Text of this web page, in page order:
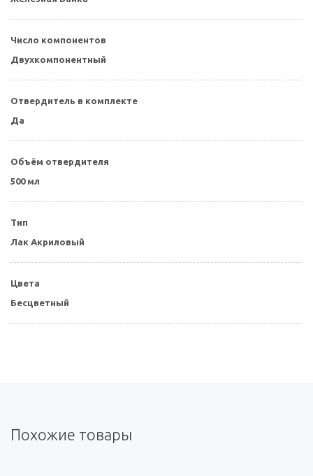
Число компонентов
Двухкомпонентный
Отвердитель в комплекте
Да
Объём отвердителя
500 мл
Тип
Лак Акриловый
Цвета
Бесцветный
Похожие товары